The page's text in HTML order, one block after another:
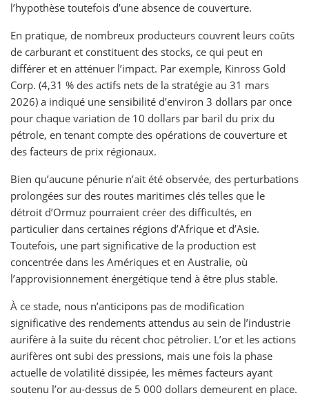
l’hypothèse toutefois d’une absence de couverture.
En pratique, de nombreux producteurs couvrent leurs coûts
de carburant et constituent des stocks, ce qui peut en
différer et en atténuer l’impact. Par exemple, Kinross Gold
Corp. (4,31 % des actifs nets de la stratégie au 31 mars
2026) a indiqué une sensibilité d’environ 3 dollars par once
pour chaque variation de 10 dollars par baril du prix du
pétrole, en tenant compte des opérations de couverture et
des facteurs de prix régionaux.
Bien qu’aucune pénurie n’ait été observée, des perturbations
prolongées sur des routes maritimes clés telles que le
détroit d’Ormuz pourraient créer des difficultés, en
particulier dans certaines régions d’Afrique et d’Asie.
Toutefois, une part significative de la production est
concentrée dans les Amériques et en Australie, où
l’approvisionnement énergétique tend à être plus stable.
À ce stade, nous n’anticipons pas de modification
significative des rendements attendus au sein de l’industrie
aurifère à la suite du récent choc pétrolier. L’or et les actions
aurifères ont subi des pressions, mais une fois la phase
actuelle de volatilité dissipée, les mêmes facteurs ayant
soutenu l’or au-dessus de 5 000 dollars demeurent en place.